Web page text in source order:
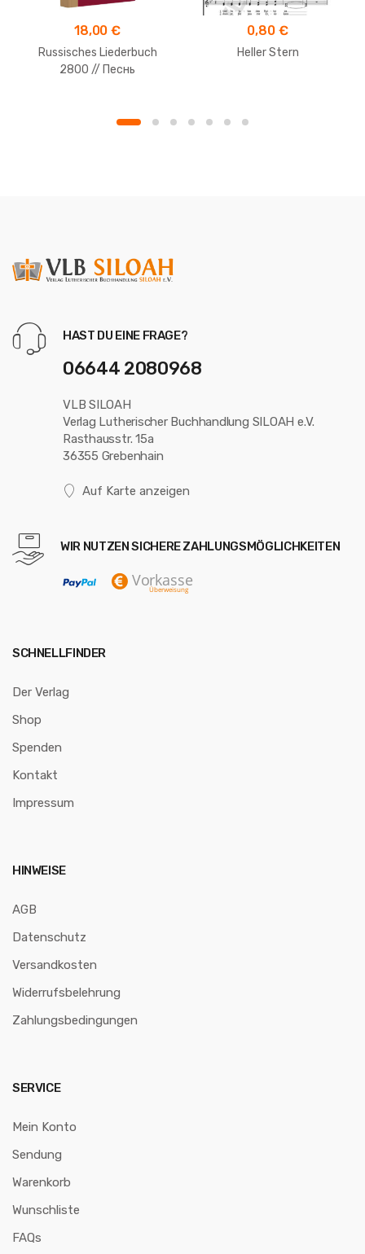
18,00€
Russisches Liederbuch
2800 // Песнь
0,80 €
Heller Stern
HAST DU EINE FRAGE?
06644 2080968
VLB SILOAH
Verlag Lutherischer Buchhandlung SILOAH e.V.
Rasthausstr. 15a
36355 Grebenhain
Auf Karte anzeigen
WIR NUTZEN SICHERE ZAHLUNGSMÖGLICHKEITEN
SCHNELLFINDER
Der Verlag
Shop
Spenden
Kontakt
Impressum
HINWEISE
AGB
Datenschutz
Versandkosten
Widerrufsbelehrung
Zahlungsbedingungen
SERVICE
Mein Konto
Sendung
Warenkorb
Wunschliste
FAQs